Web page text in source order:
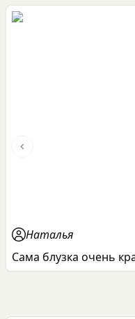
Наталья
Сама блузка очень
Previous slide